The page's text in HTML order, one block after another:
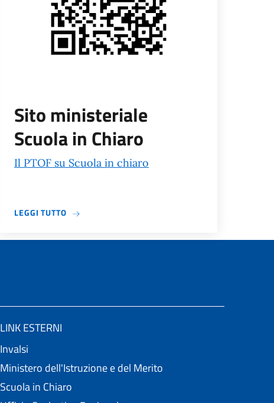
Sito ministeriale
Scuola in Chiaro
Il PTOF su Scuola in chiaro
LEGGI TUTTOA PROPOSITO DI SITO MINISTERIALE SCUOLA IN
LINK ESTERNI
Invalsi
Ministero dell'Istruzione e del Merito
Scuola in Chiaro